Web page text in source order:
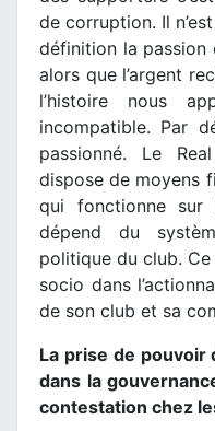
de corruption. Il
définition la passion
alors que l’argent
l’histoire nous
incompatible. Par
passionné. Le
dispose de moyens
qui fonctionne sur
dépend du
politique du club.
socio dans
de son club et sa
La prise de pouvoir
dans la
contestation chez